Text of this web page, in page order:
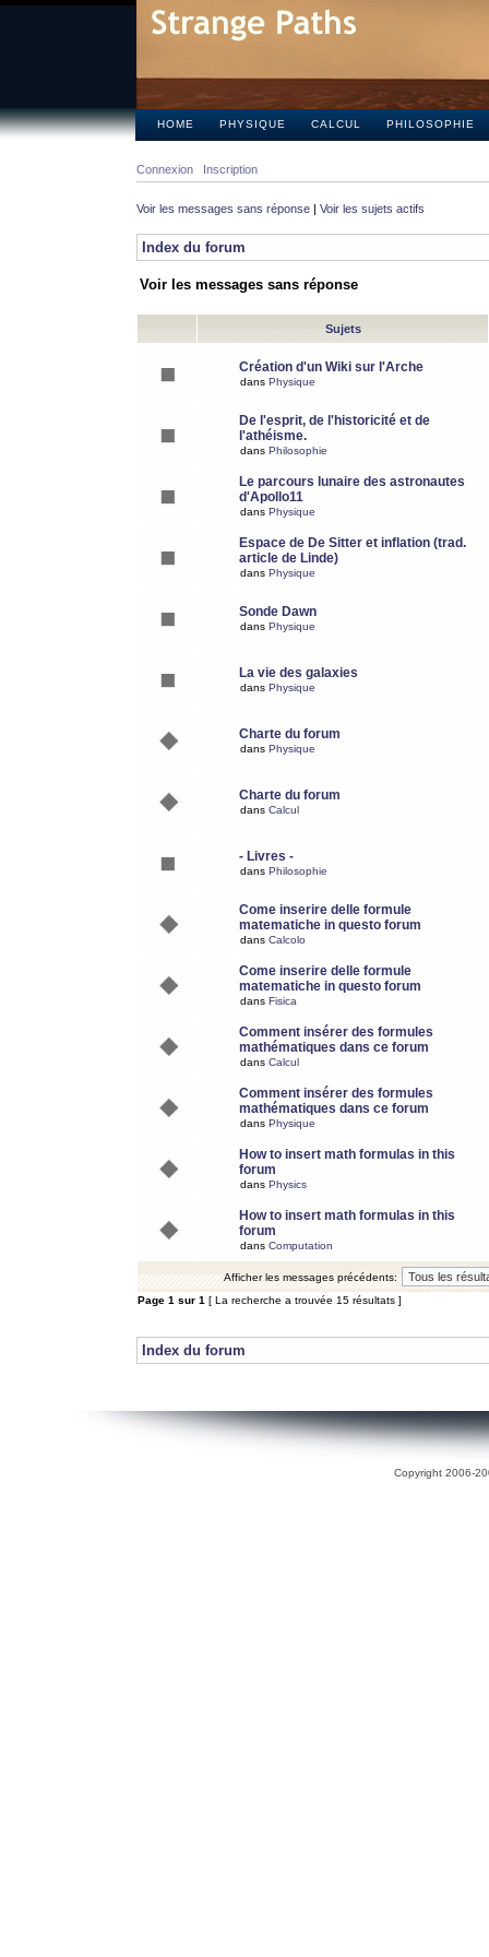
HOME PHYSIQUE CALCUL PHILOSOPHIE
Connexion Inscription
Voir les messages sans réponse | Voir les sujets actifs
Index du forum
Voir les messages sans réponse
Sujets
Création d'un Wiki sur l'Arche
dans Physique
De l'esprit, de l'historicité et de
l'athéisme.
dans Philosophie
Le parcours lunaire des astronautes
d'Apollo11
dans Physique
Espace de De Sitter et inflation (trad.
article de Linde)
dans Physique
Sonde Dawn
dans Physique
La vie des galaxies
dans Physique
Charte du forum
dans Physique
Charte du forum
dans Calcul
- Livres -
dans Philosophie
Come inserire delle formule
matematiche in questo forum
dans Calcolo
Come inserire delle formule
matematiche in questo forum
dans Fisica
Comment insérer des formules
mathématiques dans ce forum
dans Calcul
Comment insérer des formules
mathématiques dans ce forum
dans Physique
How to insert math formulas in this
forum
dans Physics
How to insert math formulas in this
forum
dans Computation
Afficher les messages précédents:
Page 1 sur 1 [ La recherche a trouvée 15 résultats ]
Index du forum
Copyright 2006-